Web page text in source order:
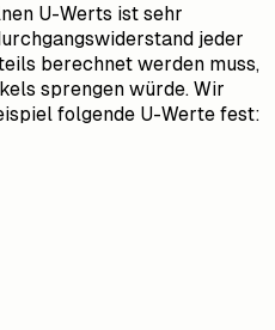
U-Werts ist sehr
jeder
berechnet werden muss,
sprengen würde. Wir
folgende U-Werte fest: